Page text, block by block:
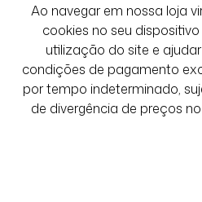
Ao navegar em nossa loja
cookies no seu
utilização do site e
condições de pagamento
por tempo indeterminado,
de divergência de preços